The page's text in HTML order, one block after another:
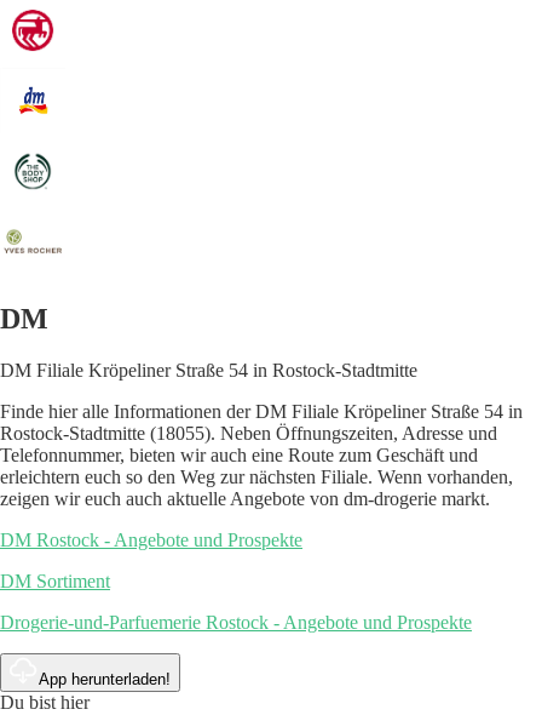
DM
DM Filiale Kröpeliner Straße 54 in Rostock-Stadtmitte
Finde hier alle Informationen der DM Filiale Kröpeliner Straße 54 in
Rostock-Stadtmitte (18055). Neben Öffnungszeiten, Adresse und
Telefonnummer, bieten wir auch eine Route zum Geschäft und
erleichtern euch so den Weg zur nächsten Filiale. Wenn vorhanden,
zeigen wir euch auch aktuelle Angebote von dm-drogerie markt.
DM Rostock - Angebote und Prospekte
DM Sortiment
Drogerie-und-Parfuemerie Rostock - Angebote und Prospekte
App herunterladen!
Du bist hier